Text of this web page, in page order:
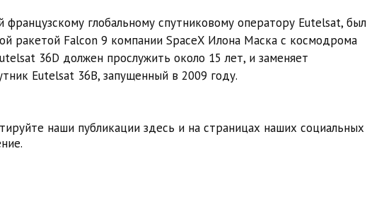
глобальному спутниковому оператору Eutelsat, был
ракетой Falcon 9 компании SpaceX Илона Маска с космодрома
36D должен прослужить около 15 лет, и заменяет
Eutelsat 36B, запущенный в 2009 году.
наши публикации здесь и на страницах наших социальных